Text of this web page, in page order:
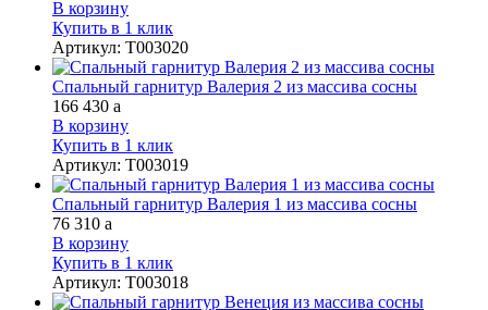
В корзину
Купить в 1 клик
Артикул: Т003020
Спальный гарнитур Валерия 2 из массива сосны
166 430 a
В корзину
Купить в 1 клик
Артикул: Т003019
Спальный гарнитур Валерия 1 из массива сосны
76 310 a
В корзину
Купить в 1 клик
Артикул: Т003018